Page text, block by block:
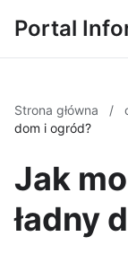
Portal
Strona główna /
dom i ogród?
Jak
ładny